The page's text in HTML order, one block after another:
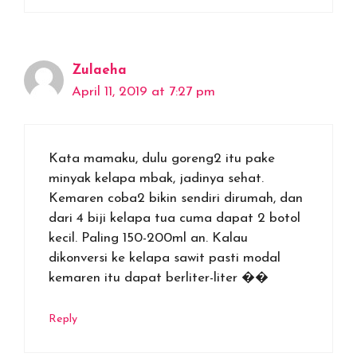
Zulaeha
April 11, 2019 at 7:27 pm
Kata mamaku, dulu goreng2 itu pake
minyak kelapa mbak, jadinya sehat.
Kemaren coba2 bikin sendiri dirumah, dan
dari 4 biji kelapa tua cuma dapat 2 botol
kecil. Paling 150-200ml an. Kalau
dikonversi ke kelapa sawit pasti modal
kemaren itu dapat berliter-liter ��
Reply